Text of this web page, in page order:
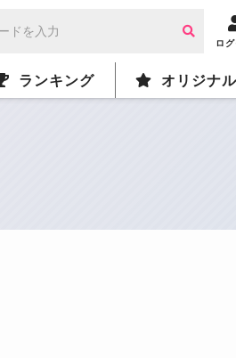
ロ
ランキング オリジナル